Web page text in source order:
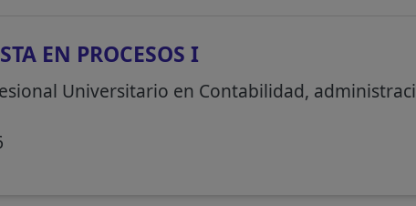
EN PROCESOS I
Universitario en Contabilidad,